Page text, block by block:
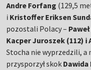
Andre Forfang (129,5
i Kristoffer Eriksen
pozostali Polacy –
Kacper Juroszek (112) i
Stocha nie wyprzedzili,
przysporzył skok